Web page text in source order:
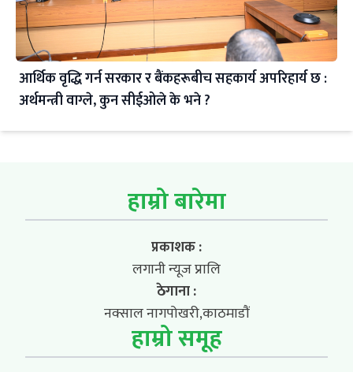
आर्थिक वृद्धि गर्न सरकार र बैंकहरूबीच सहकार्य अपरिहार्य छ :
अर्थमन्त्री वाग्ले, कुन सीईओले के भने ?
हाम्रो बारेमा
प्रकाशक :
लगानी न्यूज प्रालि
ठेगाना :
नक्साल नागपोखरी,काठमाडौं
हाम्रो समूह